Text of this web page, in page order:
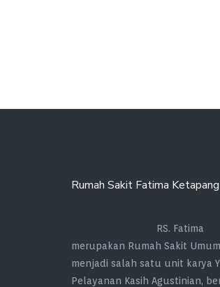
Rumah Sakit Fatima Ketapang
RS. Fatima
merupakan Rumah Sakit
menjadi salah satu unit karya
Pelayanan Kasih Agustinian,